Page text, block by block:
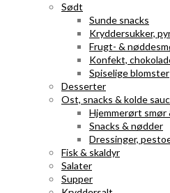
Sødt
Sunde snacks
Kryddersukker,
Frugt- &
Konfekt,
Spiselige blomster
Desserter
Ost, snacks & kolde
Hjemmerørt smør
Snacks & nødder
Dressinger,
Fisk & skaldyr
Salater
Supper